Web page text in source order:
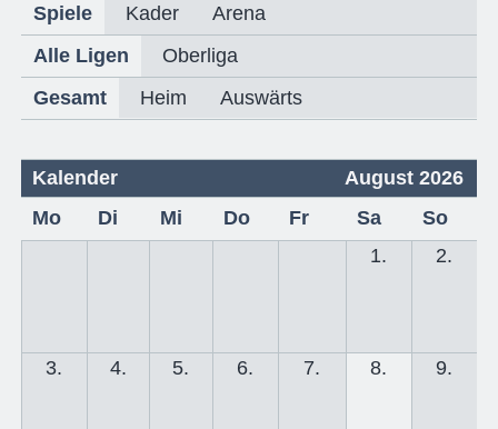
Spiele Kader
Arena
Alle Ligen
Oberliga
Gesamt
Heim Auswärts
Kalender
August 2026
Mo
Di Mi Do Fr Sa
So
1.
2.
3. 4. 5. 6. 7. 8. 9.